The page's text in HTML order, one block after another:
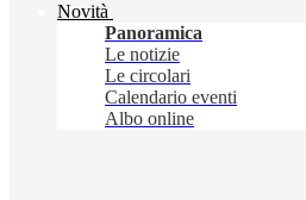
Novità
Panoramica
Le notizie
Le circolari
Calendario eventi
Albo online